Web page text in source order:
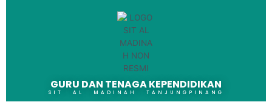
GURU DAN TENAGA KEPENDIDIKAN
SIT AL MADINAH TANJUNGPINANG